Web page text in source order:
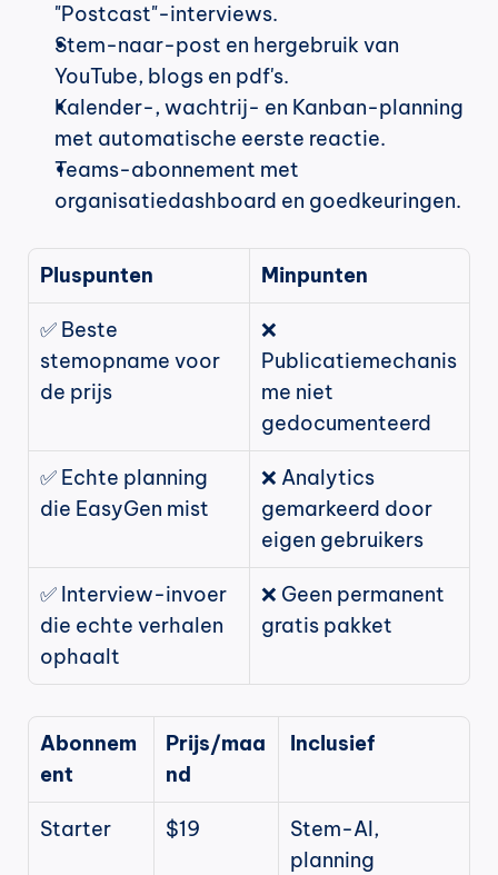
"Postcast"-interviews.
Stem-naar-post en hergebruik van
YouTube, blogs en pdf's.
Kalender-, wachtrij- en Kanban-planning
met automatische eerste reactie.
Teams-abonnement met
organisatiedashboard en goedkeuringen.
Pluspunten Minpunten
✅ Beste
stemopname voor
de prijs
❌
Publicatiemechanis
me niet
gedocumenteerd
✅ Echte planning
die EasyGen mist
❌ Analytics
gemarkeerd door
eigen gebruikers
✅ Interview-invoer
die echte verhalen
ophaalt
❌ Geen permanent
gratis pakket
Abonnem
ent
Prijs/maa
nd
Inclusief
Starter $19
Stem-AI,
planning